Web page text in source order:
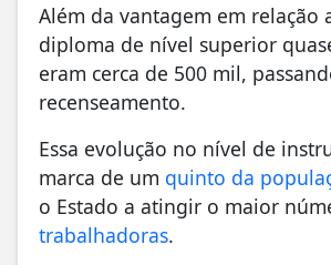
Além da vantagem em
diploma de nível superior
eram cerca de 500 mil,
recenseamento.
Essa evolução no nível de
marca de um quinto da
o Estado a atingir o maior
trabalhadoras.